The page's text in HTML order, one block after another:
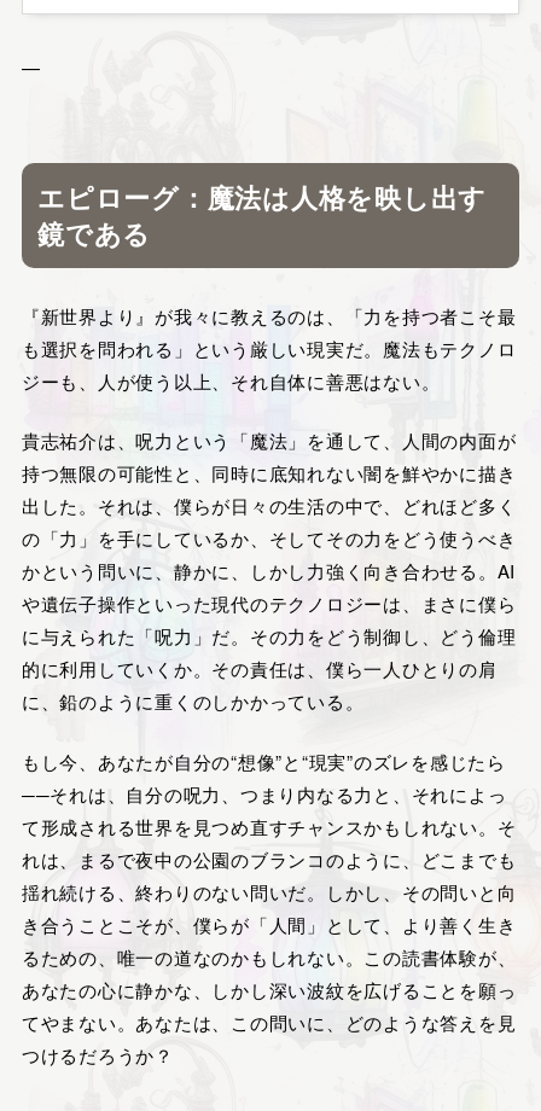
—
エピローグ：魔法は人格を映し出す
鏡である
『新世界より』が我々に教えるのは、「力を持つ者こそ最
も選択を問われる」という厳しい現実だ。魔法もテクノロ
ジーも、人が使う以上、それ自体に善悪はない。
貴志祐介は、呪力という「魔法」を通して、人間の内面が
持つ無限の可能性と、同時に底知れない闇を鮮やかに描き
出した。それは、僕らが日々の生活の中で、どれほど多く
の「力」を手にしているか、そしてその力をどう使うべき
かという問いに、静かに、しかし力強く向き合わせる。AI
や遺伝子操作といった現代のテクノロジーは、まさに僕ら
に与えられた「呪力」だ。その力をどう制御し、どう倫理
的に利用していくか。その責任は、僕ら一人ひとりの肩
に、鉛のように重くのしかかっている。
もし今、あなたが自分の“想像”と“現実”のズレを感じたら
──それは、自分の呪力、つまり内なる力と、それによっ
て形成される世界を見つめ直すチャンスかもしれない。そ
れは、まるで夜中の公園のブランコのように、どこまでも
揺れ続ける、終わりのない問いだ。しかし、その問いと向
き合うことこそが、僕らが「人間」として、より善く生き
るための、唯一の道なのかもしれない。この読書体験が、
あなたの心に静かな、しかし深い波紋を広げることを願っ
てやまない。あなたは、この問いに、どのような答えを見
つけるだろうか？